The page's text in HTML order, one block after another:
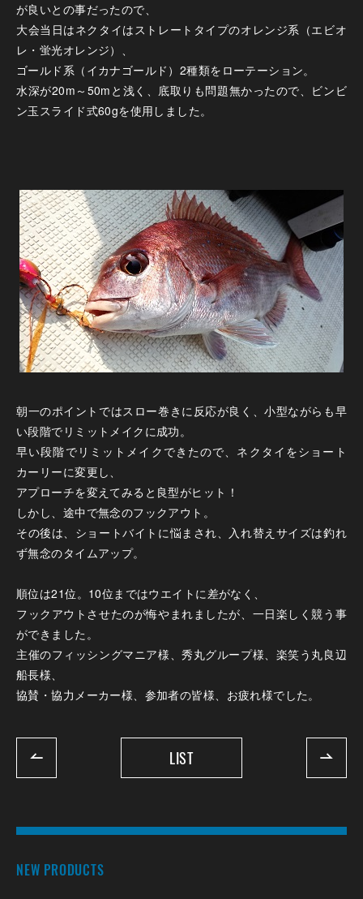
が良いとの事だったので、
大会当日はネクタイはストレートタイプのオレンジ系（エビオ
レ・蛍光オレンジ）、
ゴールド系（イカナゴールド）2種類をローテーション。
水深が20m～50mと浅く、底取りも問題無かったので、ビンビ
ン玉スライド式60gを使用しました。
朝一のポイントではスロー巻きに反応が良く、小型ながらも早
い段階でリミットメイクに成功。
早い段階でリミットメイクできたので、ネクタイをショート
カーリーに変更し、
アプローチを変えてみると良型がヒット！
しかし、途中で無念のフックアウト。
その後は、ショートバイトに悩まされ、入れ替えサイズは釣れ
ず無念のタイムアップ。
順位は21位。10位まではウエイトに差がなく、
フックアウトさせたのが悔やまれましたが、一日楽しく競う事
ができました。
主催のフィッシングマニア様、秀丸グループ様、楽笑う丸良辺
船長様、
協賛・協力メーカー様、参加者の皆様、お疲れ様でした。
LIST
NEW PRODUCTS